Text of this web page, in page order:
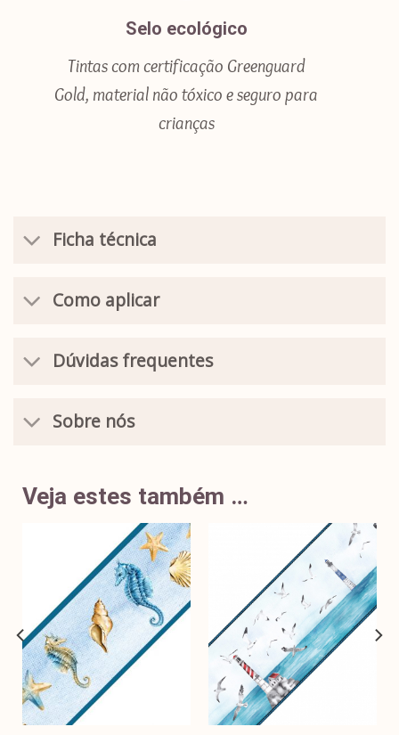
Selo ecológico
Tintas com certificação Greenguard
Gold, material não tóxico e seguro para
crianças
Ficha técnica
Como aplicar
Dúvidas frequentes
Sobre nós
Veja estes também …